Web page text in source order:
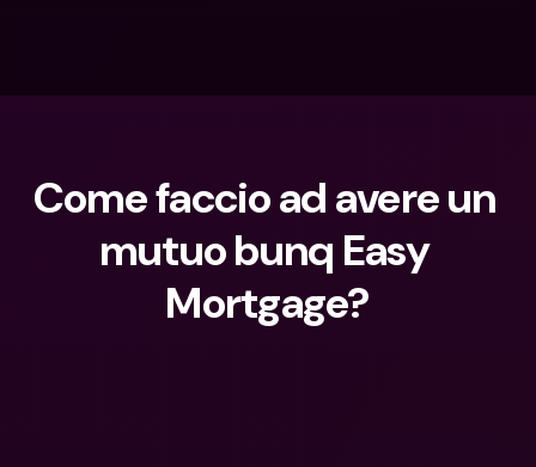
Come faccio ad avere un
mutuo bunq Easy
Mortgage?